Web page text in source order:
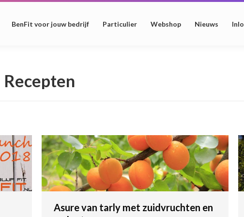
BenFit voor jouw bedrijf Particulier Webshop Nieuws
Recepten
Asure van tarly met zuidvruchten en